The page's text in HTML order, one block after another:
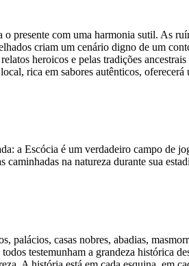
presente com uma harmonia sutil. As
criam um cenário digno de um
heroicos e pelas tradições
rica em sabores autênticos,
a Escócia é um verdadeiro campo de
na natureza durante sua
palácios, casas nobres, abadias,
testemunham a grandeza histórica